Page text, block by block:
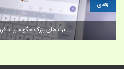
برندهای بزرگ چگونه برند
بعدی